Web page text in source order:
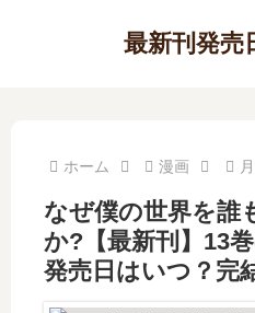
最新刊発売
ホーム 漫画
なぜ僕の世界を誰
か?【最新刊】13
発売日はいつ？完